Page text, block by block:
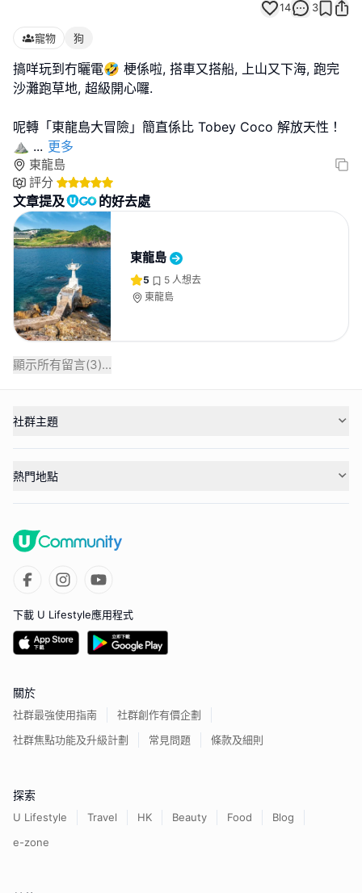
14 3
寵物 狗
搞咩玩到冇曬電🤣 梗係啦, 搭車又搭船, 上山又下海, 跑完
沙灘跑草地, 超級開心囉.
呢轉「東龍島大冒險」簡直係比 Tobey Coco 解放天性！
⛰️ ... 更多
東龍島
評分
文章提及 的好去處
東龍島
5 5 人想去
東龍島
顯示所有留言(3)...
社群主題
熱門地點
下載 U Lifestyle應用程式
關於
社群最強使用指南
社群創作有價企劃
社群焦點功能及升級計劃
常見問題 條款及細則
探索
U Lifestyle Travel HK Beauty Food
Blog
e-zone